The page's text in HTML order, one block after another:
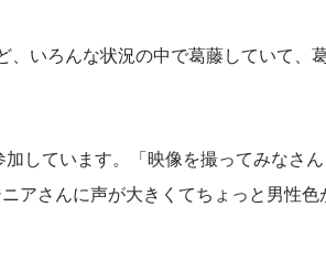
、いろんな状況の中で葛藤していて、
しています。「映像を撮ってみなさん
アさんに声が大きくてちょっと男性色